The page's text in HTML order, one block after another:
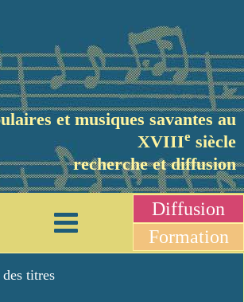
et musiques savantes au
XVIIIe siècle
recherche et diffusion
Diffusion
Formation
titres